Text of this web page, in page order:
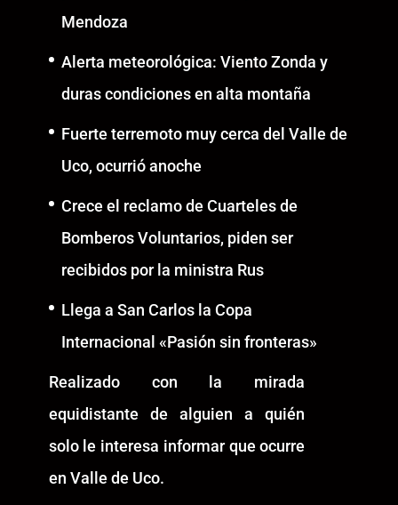
Mendoza
Alerta meteorológica: Viento Zonda y
duras condiciones en alta montaña
Fuerte terremoto muy cerca del Valle de
Uco, ocurrió anoche
Crece el reclamo de Cuarteles de
Bomberos Voluntarios, piden ser
recibidos por la ministra Rus
Llega a San Carlos la Copa
Internacional «Pasión sin fronteras»
Realizado con la mirada
equidistante de alguien a quién
solo le interesa informar que ocurre
en Valle de Uco.